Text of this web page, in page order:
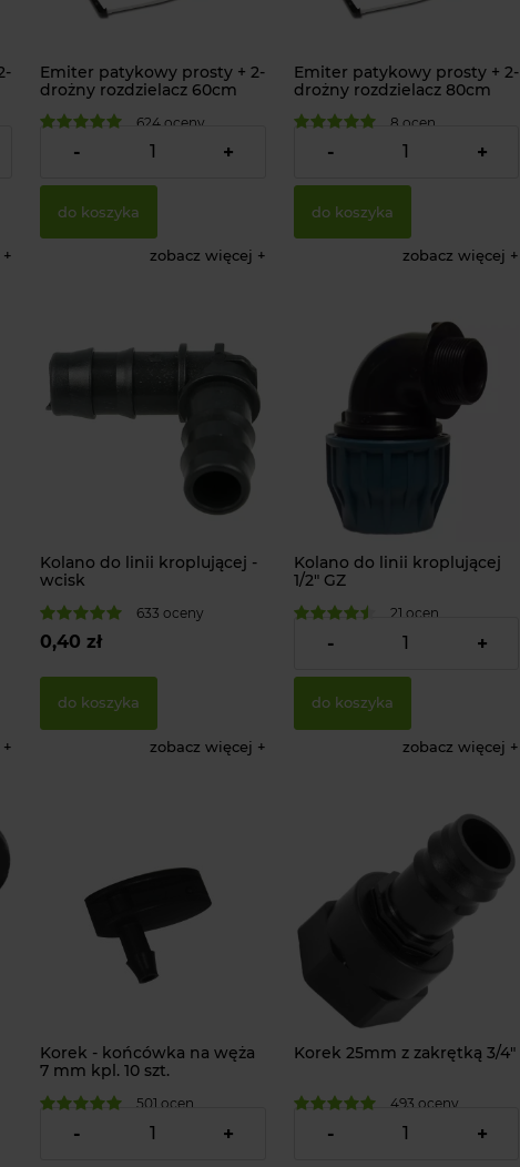
Emiter patykowy prosty + 2-
drożny rozdzielacz 60cm
624 oceny
3,69 zł
- +
do koszyka
zobacz więcej
Emiter patykowy prosty + 2-
drożny rozdzielacz 80cm
8 ocen
4,49 zł
- +
do koszyka
zobacz więcej
Kolano do linii kroplującej -
wcisk
633 oceny
0,40 zł
do koszyka
zobacz więcej
Kolano do linii kroplującej
1/2" GZ
21 ocen
7,50 zł
- +
do koszyka
zobacz więcej
Korek - końcówka na węża
7 mm kpl. 10 szt.
501 ocen
3,90 zł
- +
Korek 25mm z zakrętką 3/4"
493 oceny
1,79 zł
- +